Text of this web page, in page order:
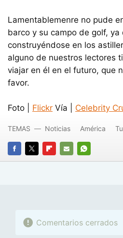
Lamentablemenre no pude
barco y su campo de golf, ya
construyéndose en los
alguno de nuestros lectores
viajar en él en el futuro, que
favor.
Foto | Flickr Vía | Celebrity
FACEBOOK
TWITTERFLIPBOARD
E-
WHATSAPP
TEMAS Noticias América
Comentarios cerrados